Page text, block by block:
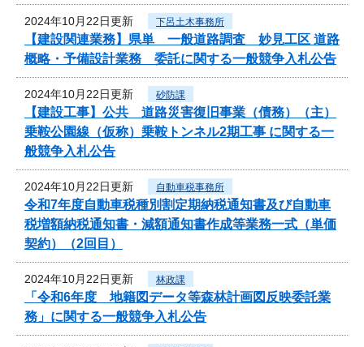
2024年10月22日更新 下呂土木事務所
【建設関連業務】県単 一般道路調査 妙見工区 道路
概略・予備設計業務 委託に関する一般競争入札公告
2024年10月22日更新 砂防課
【建設工事】公共 道路災害復旧事業（債務）（主）
乗鞍公園線（仮称）乗鞍トンネル2期工事 に関する一
般競争入札公告
2024年10月22日更新 自動車税事務所
令和7年度自動車税種別割定期納税通知書及び自動車
税増額納税通知書・減額通知書作成等業務一式（単価
契約）（2回目）
2024年10月22日更新 林政課
「令和6年度 地籍図データ等森林計画図反映委託業
務」に関する一般競争入札公告